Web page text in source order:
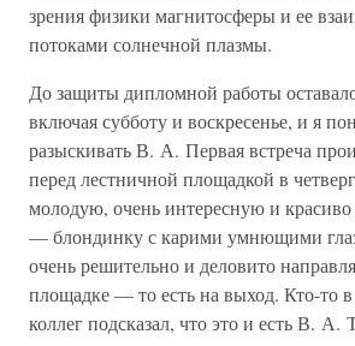
зрения физики магнитосферы и ее
потоками солнечной плазмы.
До защиты дипломной работы
включая субботу и воскресенье, и я
разыскивать В. А. Первая встреча
перед лестничной площадкой в
молодую, очень интересную и
— блондинку с карими умнющими
очень решительно и деловито
площадке — то есть на выход. Кто-то
коллег подсказал, что это и есть В. А.